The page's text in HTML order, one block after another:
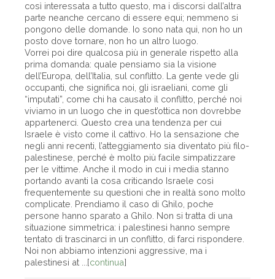
così interessata a tutto questo, ma i discorsi dall’altra
parte neanche cercano di essere equi; nemmeno si
pongono delle domande. Io sono nata qui, non ho un
posto dove tornare, non ho un altro luogo.
Vorrei poi dire qualcosa più in generale rispetto alla
prima domanda: quale pensiamo sia la visione
dell’Europa, dell’Italia, sul conflitto. La gente vede gli
occupanti, che significa noi, gli israeliani, come gli
“imputati”, come chi ha causato il conflitto, perché noi
viviamo in un luogo che in quest’ottica non dovrebbe
appartenerci. Questo crea una tendenza per cui
Israele è visto come il cattivo. Ho la sensazione che
negli anni recenti, l’atteggiamento sia diventato più filo-
palestinese, perché è molto più facile simpatizzare
per le vittime. Anche il modo in cui i media stanno
portando avanti la cosa criticando Israele così
frequentemente su questioni che in realtà sono molto
complicate. Prendiamo il caso di Ghilo, poche
persone hanno sparato a Ghilo. Non si tratta di una
situazione simmetrica: i palestinesi hanno sempre
tentato di trascinarci in un conflitto, di farci rispondere.
Noi non abbiamo intenzioni aggressive, ma i
palestinesi at ...[continua]